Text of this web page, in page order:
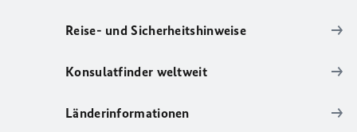
Reise- und Sicherheitshinweise
Konsulatfinder weltweit
Länderinformationen